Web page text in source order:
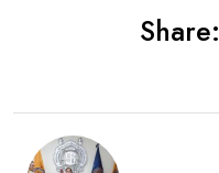
Share: